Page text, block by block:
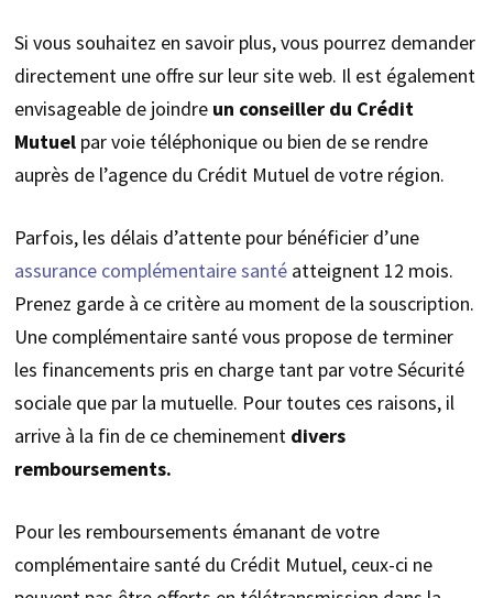
Si vous souhaitez en savoir plus, vous pourrez demander
directement une offre sur leur site web. Il est également
envisageable de joindre un conseiller du Crédit
Mutuelpar voie téléphonique ou bien de se rendre
auprès de l’agence du Crédit Mutuel de votre région.
Parfois, les délais d’attente pour bénéficier d’une
assurance complémentaire santéatteignent 12 mois.
Prenez garde à ce critère au moment de la souscription.
Une complémentaire santé vous propose de terminer
les financements pris en charge tant par votre Sécurité
sociale que par la mutuelle. Pour toutes ces raisons, il
arrive à la fin de ce cheminementdivers
remboursements.
Pour les remboursements émanant de votre
complémentaire santé du Crédit Mutuel, ceux-ci ne